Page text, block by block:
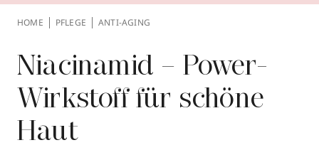
Behandlungen
Über YBPN
Aktionen
Storefinder
HOME PFLEGE ANTI-AGING
Niacinamid – Power-
Wirkstoff für schöne
Haut